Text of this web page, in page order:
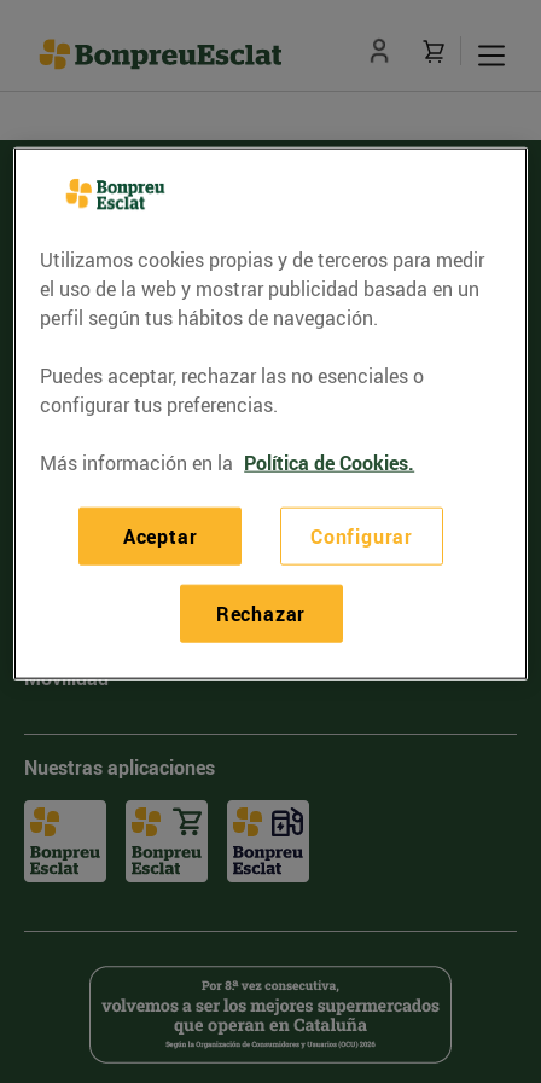
Servicios de entrega de compra en línea
Comprobar el código postal
Establecimientos
Movilidad
Nuestras aplicaciones
Utilizamos cookies propias y de terceros para medir
el uso de la web y mostrar publicidad basada en un
perfil según tus hábitos de navegación.
Puedes aceptar, rechazar las no esenciales o
configurar tus preferencias.
Más información en la Política de Cookies.
Configurar
Rechazar
Aceptar